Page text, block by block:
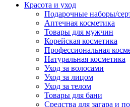
Красота и уход
Подарочные наборы/
Аптечная косметика
Товары для мужчин
Корейская косметика
Профессиональная
Натуральная косметика
Уход за волосами
Уход за лицом
Уход за телом
Товары для бани
Средства для загара и